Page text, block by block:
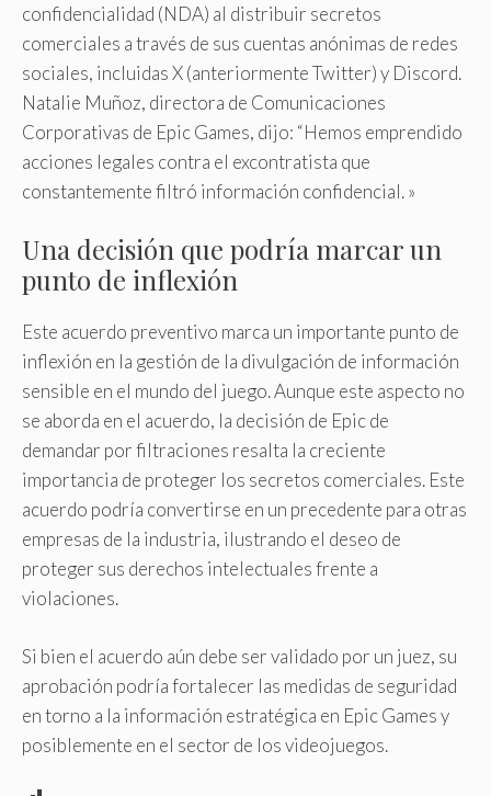
confidencialidad (NDA) al distribuir secretos
comerciales a través de sus cuentas anónimas de redes
sociales, incluidas X (anteriormente Twitter) y Discord.
Natalie Muñoz, directora de Comunicaciones
Corporativas de Epic Games, dijo: “Hemos emprendido
acciones legales contra el excontratista que
constantemente filtró información confidencial. »
Una decisión que podría marcar un
punto de inflexión
Este acuerdo preventivo marca un importante punto de
inflexión en la gestión de la divulgación de información
sensible en el mundo del juego. Aunque este aspecto no
se aborda en el acuerdo, la decisión de Epic de
demandar por filtraciones resalta la creciente
importancia de proteger los secretos comerciales. Este
acuerdo podría convertirse en un precedente para otras
empresas de la industria, ilustrando el deseo de
proteger sus derechos intelectuales frente a
violaciones.
Si bien el acuerdo aún debe ser validado por un juez, su
aprobación podría fortalecer las medidas de seguridad
en torno a la información estratégica en Epic Games y
posiblemente en el sector de los videojuegos.